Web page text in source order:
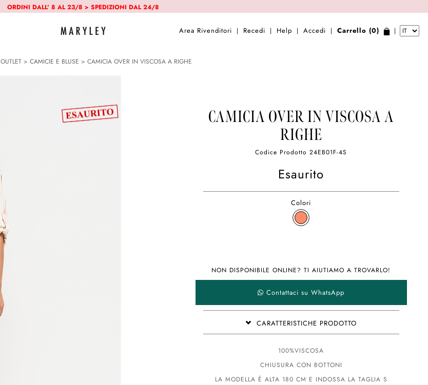
ORDINI DALL' 8 AL 23/8 > SPEDIZIONI DAL 24/8
Area Rivenditori | Recedi | Help | Accedi | Carrello (0) |
OUTLET > CAMICIE E BLUSE > CAMICIA OVER IN VISCOSA A RIGHE
CAMICIA OVER IN VISCOSA A
RIGHE
Codice Prodotto24EB01F-4S
Esaurito
Colori
NON DISPONIBILE ONLINE? TI AIUTIAMO A TROVARLO!
Contattaci su WhatsApp
CARATTERISTICHE PRODOTTO
100%VISCOSA
CHIUSURA CON BOTTONI
LA MODELLA É ALTA 180 CM E INDOSSA LA TAGLIA S